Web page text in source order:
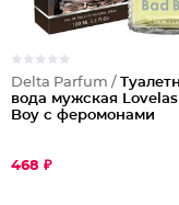
Delta Parfum /
вода мужская Lovelas
Boy с феромонами
468 ₽